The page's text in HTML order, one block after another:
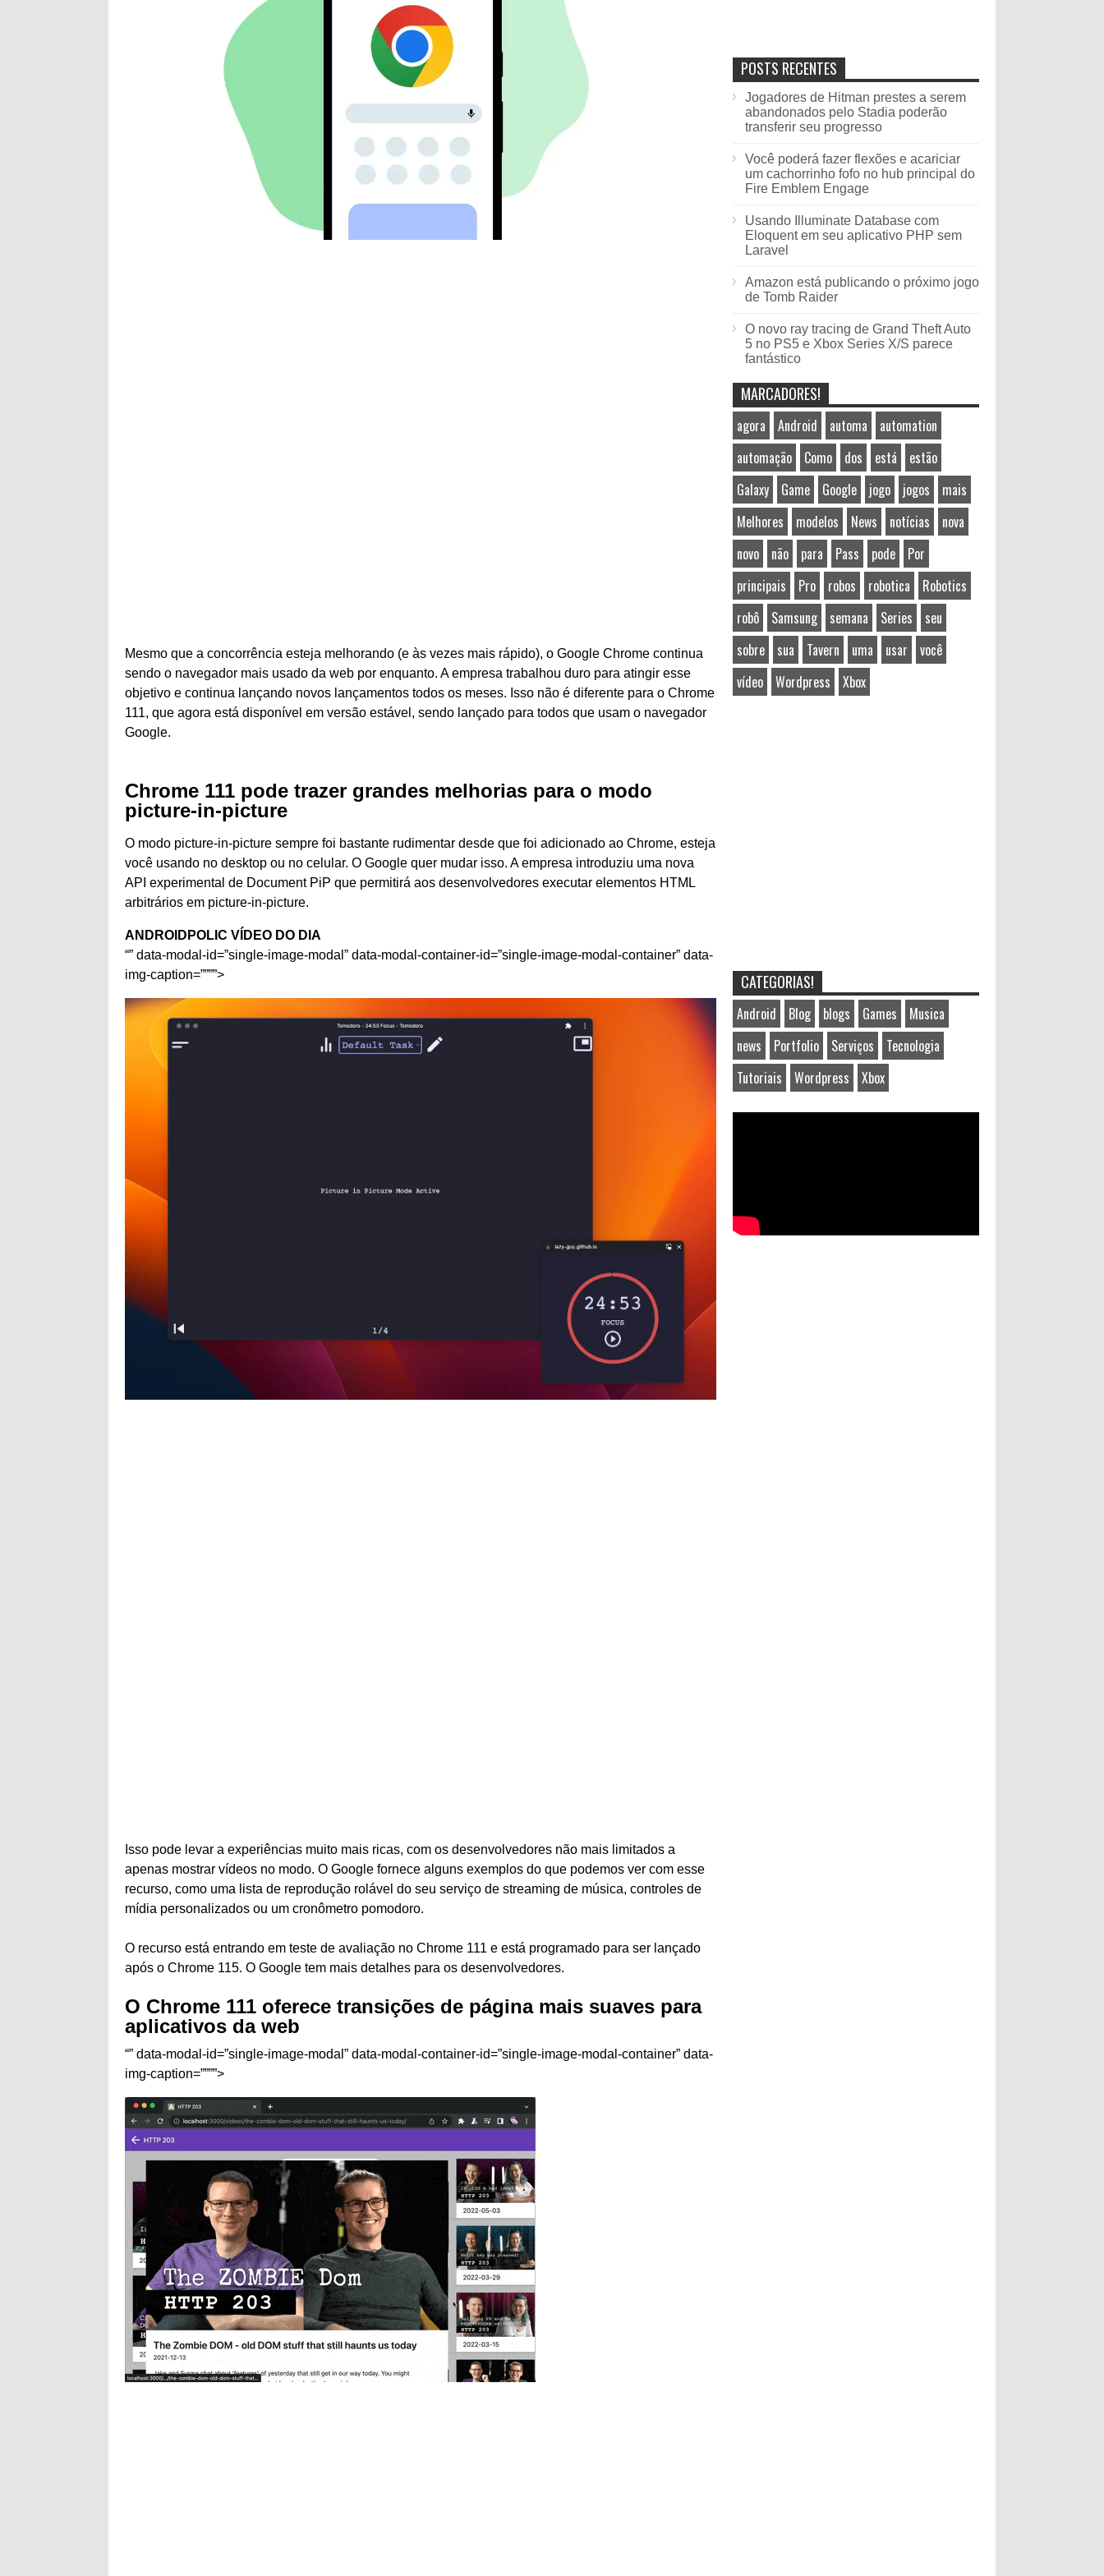
Mesmo que a concorrência esteja melhorando (e às vezes mais rápido), o Google Chrome continua
sendo o navegador mais usado da web por enquanto. A empresa trabalhou duro para atingir esse
objetivo e continua lançando novos lançamentos todos os meses. Isso não é diferente para o Chrome
111, que agora está disponível em versão estável, sendo lançado para todos que usam o navegador
Google.
Chrome 111 pode trazer grandes melhorias para o modo
picture-in-picture
O modo picture-in-picture sempre foi bastante rudimentar desde que foi adicionado ao Chrome, esteja
você usando no desktop ou no celular. O Google quer mudar isso. A empresa introduziu uma nova
API experimental de Document PiP que permitirá aos desenvolvedores executar elementos HTML
arbitrários em picture-in-picture.
ANDROIDPOLIC VÍDEO DO DIA
“” data-modal-id=”single-image-modal” data-modal-container-id=”single-image-modal-container” data-
img-caption=””””>
Isso pode levar a experiências muito mais ricas, com os desenvolvedores não mais limitados a
apenas mostrar vídeos no modo. O Google fornece alguns exemplos do que podemos ver com esse
recurso, como uma lista de reprodução rolável do seu serviço de streaming de música, controles de
mídia personalizados ou um cronômetro pomodoro.
O recurso está entrando em teste de avaliação no Chrome 111 e está programado para ser lançado
após o Chrome 115. O Google tem mais detalhes para os desenvolvedores.
O Chrome 111 oferece transições de página mais suaves para
aplicativos da web
“” data-modal-id=”single-image-modal” data-modal-container-id=”single-image-modal-container” data-
img-caption=””””>
POSTS RECENTES
Jogadores de Hitman prestes a serem
abandonados pelo Stadia poderão
transferir seu progresso
Você poderá fazer flexões e acariciar
um cachorrinho fofo no hub principal do
Fire Emblem Engage
Usando Illuminate Database com
Eloquent em seu aplicativo PHP sem
Laravel
Amazon está publicando o próximo jogo
de Tomb Raider
O novo ray tracing de Grand Theft Auto
5 no PS5 e Xbox Series X/S parece
fantástico
MARCADORES!
agora Android automa
automation
automação
Como dos está
estão
Galaxy
Game Google jogo jogos
mais
Melhores
modelos News notícias
nova
novo
não para Pass pode
Por
principais
Pro robos robotica
Robotics
robô
Samsung semana Series
seu
sobre
sua Tavern uma usar
você
vídeo
Wordpress Xbox
CATEGORIAS!
Android Blog blogs Games
Musica
news
Portfolio Serviços
Tecnologia
Tutoriais
Wordpress Xbox